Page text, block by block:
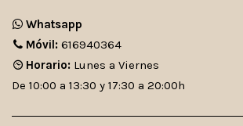
Whatsapp
Móvil: 616940364
Horario: Lunes a Viernes
De 10:00 a 13:30 y 17:30 a 20:00h